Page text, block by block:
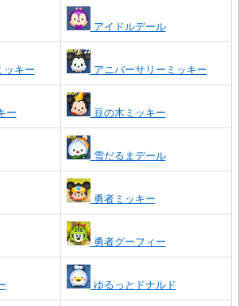
アイドルデール
ッキー アニバーサリーミッキー
ー 豆の木ミッキー
雪だるまデール
勇者ミッキー
勇者グーフィー
ゆるっとドナルド